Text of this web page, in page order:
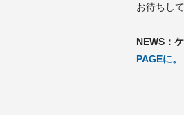
お待ちし
NEWS：
PAGEに。